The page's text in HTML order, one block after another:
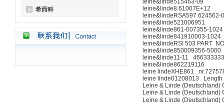
希而科
leine&linde515463-09
leine&linde8.61007E+12
leine&lindeRSA597 624562-
leine&linde521006951
leine&linde861-007355-1024
leine&linde841910003-1024
leine&lindeRSI 503 PART
leine&linde850009356-5000
leine&linde11-11 466333333
leine&linde862219116
leine lindeXHE861
leine linde01208013 Length
Leine & Linde (Deutschland)
Leine & Linde (Deutschland)
Leine & Linde (Deutschland)